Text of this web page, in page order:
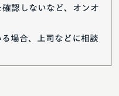
認しないなど、オンオ
場合、上司などに相談